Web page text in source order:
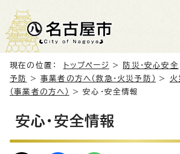
現在の位置： トップページ > 防災・安心安全
予防
>事業者の方へ（救急・火災予防） >
火
（事業者の方へ）
> 安心・安全情報
安心・安全情報